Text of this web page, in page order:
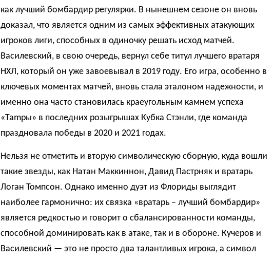
как лучший бомбардир регулярки. В нынешнем сезоне он вновь
доказал, что является одним из самых эффективных атакующих
игроков лиги, способных в одиночку решать исход матчей.
Василевский, в свою очередь, вернул себе титул лучшего вратаря
НХЛ, который он уже завоевывал в 2019 году. Его игра, особенно в
ключевых моментах матчей, вновь стала эталоном надежности, и
именно она часто становилась краеугольным камнем успеха
«Таmpы» в последних розыгрышах Кубка Стэнли, где команда
праздновала победы в 2020 и 2021 годах.
Нельзя не отметить и вторую символическую сборную, куда вошли
такие звезды, как Натан Маккиннон, Давид Пастрняк и вратарь
Логан Томпсон. Однако именно дуэт из Флориды выглядит
наиболее гармонично: их связка «вратарь – лучший бомбардир»
является редкостью и говорит о сбалансированности команды,
способной доминировать как в атаке, так и в обороне. Кучеров и
Василевский — это не просто два талантливых игрока, а символ